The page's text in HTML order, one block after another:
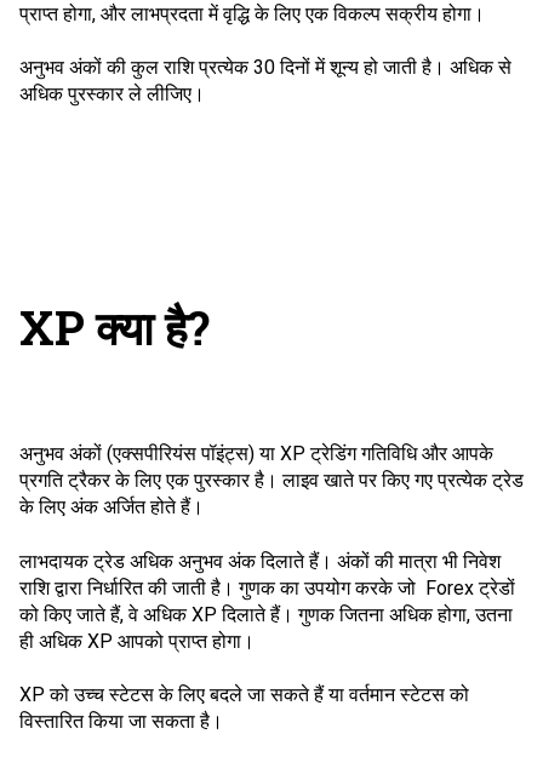
प्राप्त होगा, और लाभप्रदता में वृद्धि के लिए एक विकल्प सक्रीय होगा।
अनुभव अंकों की कुल राशि प्रत्येक 30 दिनों में शून्य हो जाती है। अधिक से
अधिक पुरस्कार ले लीजिए।
XP क्या है?
अनुभव अंकों (एक्सपीरियंस पॉइंट्स) या XP ट्रेडिंग गतिविधि और आपके
प्रगति ट्रैकर के लिए एक पुरस्कार है। लाइव खाते पर किए गए प्रत्येक ट्रेड
के लिए अंक अर्जित होते हैं।
लाभदायक ट्रेड अधिक अनुभव अंक दिलाते हैं। अंकों की मात्रा भी निवेश
राशि द्वारा निर्धारित की जाती है। गुणक का उपयोग करके जो Forex ट्रेडों
को किए जाते हैं, वे अधिक XP दिलाते हैं। गुणक जितना अधिक होगा, उतना
ही अधिक XP आपको प्राप्त होगा।
XP को उच्च स्टेटस के लिए बदले जा सकते हैं या वर्तमान स्टेटस को
विस्तारित किया जा सकता है।